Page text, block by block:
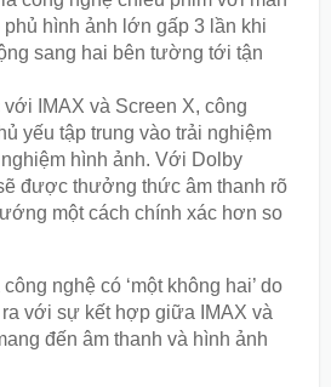
hình ảnh lớn gấp 3 lần khi
sang hai bên tường tới tận
với IMAX và Screen X, công
yếu tập trung vào trải nghiệm
hình ảnh. Với Dolby
được thưởng thức âm thanh rõ
một cách chính xác hơn so
nghệ có ‘một không hai’ do
với sự kết hợp giữa IMAX và
đến âm thanh và hình ảnh